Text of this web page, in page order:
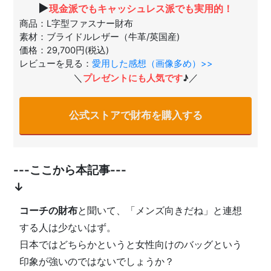
▶現金派でもキャッシュレス派でも実用的！
商品：L字型ファスナー財布
素材：ブライドルレザー（牛革/英国産)
価格：29,700円(税込)
レビューを見る：愛用した感想（画像多め）>>
＼ プレゼントにも人気です♪ ／
公式ストアで財布を購入する
---ここから本記事---
↓
コーチの財布と聞いて、「メンズ向きだね」と連想
する人は少ないはず。
日本ではどちらかというと女性向けのバッグという
印象が強いのではないでしょうか？